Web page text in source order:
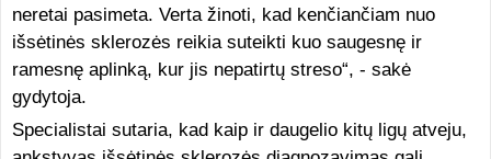
neretai pasimeta. Verta žinoti, kad kenčiančiam nuo
išsėtinės sklerozės reikia suteikti kuo saugesnę ir
ramesnę aplinką, kur jis nepatirtų streso“, - sakė
gydytoja.
Specialistai sutaria, kad kaip ir daugelio kitų ligų atveju,